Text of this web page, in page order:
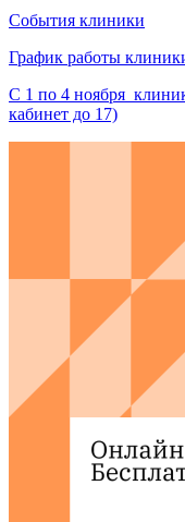
События клиники
График работы
С 1 по 4 ноября
кабинет до 17)